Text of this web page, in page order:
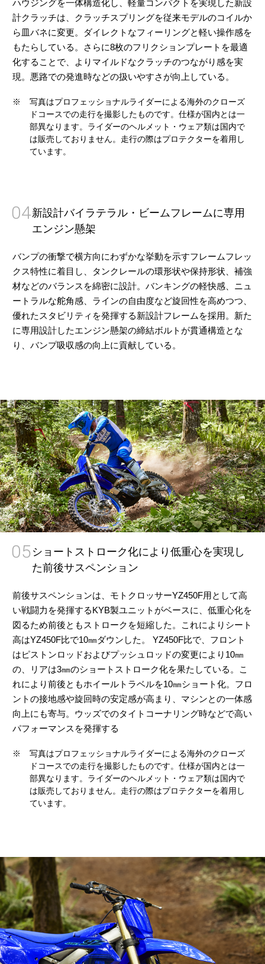
ハウジングを一体構造化し、軽量コンパクトを実現した新設
計クラッチは、クラッチスプリングを従来モデルのコイルか
ら皿バネに変更。ダイレクトなフィーリングと軽い操作感を
もたらしている。さらに8枚のフリクションプレートを最適
化することで、よりマイルドなクラッチのつながり感を実
現。悪路での発進時などの扱いやすさが向上している。
※
写真はプロフェッショナルライダーによる海外のクローズ
ドコースでの走行を撮影したものです。仕様が国内とは一
部異なります。ライダーのヘルメット・ウェア類は国内で
は販売しておりません。走行の際はプロテクターを着用し
ています。
04新設計バイラテラル・ビームフレームに専用
エンジン懸架
バンプの衝撃で横方向にわずかな挙動を示すフレームフレッ
クス特性に着目し、タンクレールの環形状や保持形状、補強
材などのバランスを綿密に設計。バンキングの軽快感、ニュ
ートラルな舵角感、ラインの自由度など旋回性を高めつつ、
優れたスタビリティを発揮する新設計フレームを採用。新た
に専用設計したエンジン懸架の締結ボルトが貫通構造とな
り、バンプ吸収感の向上に貢献している。
05 ショートストローク化により低重心を実現し
た前後サスペンション
前後サスペンションは、モトクロッサーYZ450F用として高
い戦闘力を発揮するKYB製ユニットがベースに、低重心化を
図るため前後ともストロークを短縮した。これによりシート
高はYZ450F比で10㎜ダウンした。 YZ450F比で、フロント
はピストンロッドおよびプッシュロッドの変更により10㎜
の、リアは3㎜のショートストローク化を果たしている。こ
れにより前後ともホイールトラベルを10㎜ショート化。フロ
ントの接地感や旋回時の安定感が高まり、マシンとの一体感
向上にも寄与。ウッズでのタイトコーナリング時などで高い
パフォーマンスを発揮する
※
写真はプロフェッショナルライダーによる海外のクローズ
ドコースでの走行を撮影したものです。仕様が国内とは一
部異なります。ライダーのヘルメット・ウェア類は国内で
は販売しておりません。走行の際はプロテクターを着用し
ています。